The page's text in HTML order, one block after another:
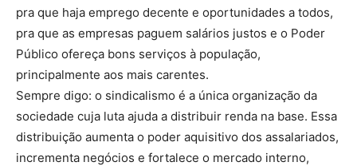
pra que haja emprego decente e oportunidades a todos,
pra que as empresas paguem salários justos e o Poder
Público ofereça bons serviços à população,
principalmente aos mais carentes.
Sempre digo: o sindicalismo é a única organização da
sociedade cuja luta ajuda a distribuir renda na base. Essa
distribuição aumenta o poder aquisitivo dos assalariados,
incrementa negócios e fortalece o mercado interno,